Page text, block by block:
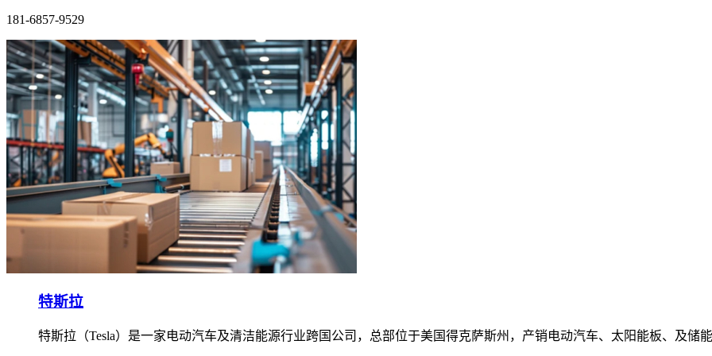
181-6857-9529
特斯拉
特斯拉（Tesla）是一家电动汽车及清洁能源行业跨国公司，总部位于美国得克萨斯州，产销电动汽车、太阳能板、及储